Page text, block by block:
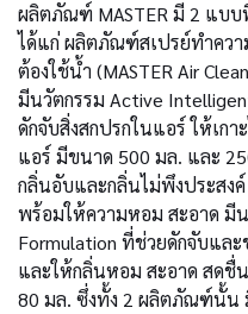
ผลิตภัณฑ์ MASTER มี 2 แบ
ได้แก่ ผลิตภัณฑ์สเปรย์ทำควา
ต้องใช้น้ำ (MASTER Air
มีนวัตกรรม Active
ดักจับสิ่งสกปรกในแอร์ ให้เก
แอร์ มีขนาด 500 มล. และ
กลิ่นอับและกลิ่นไม่พึงประสงค์
พร้อมให้ความหอม สะอาด มี
Formulation ที่ช่วยดักจับแล
และให้กลิ่นหอม สะอาด สดชื่
80 มล. ซึ่งทั้ง 2 ผลิตภัณฑ์นั้น